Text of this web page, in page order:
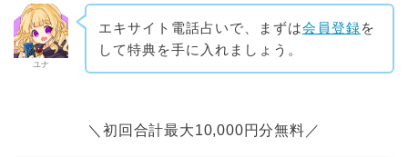
ユナ
エキサイト電話占いで、まずは会員登録を
して特典を手に入れましょう。
＼初回合計最大10,000円分無料／